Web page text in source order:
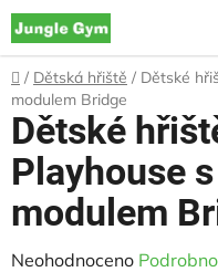
Přejít
na
obsah
Domů
/ Dětská hřiště / Dětské
modulem Bridge
Dětské
Playhouse
modulem
Průměrné
Neohodnoceno